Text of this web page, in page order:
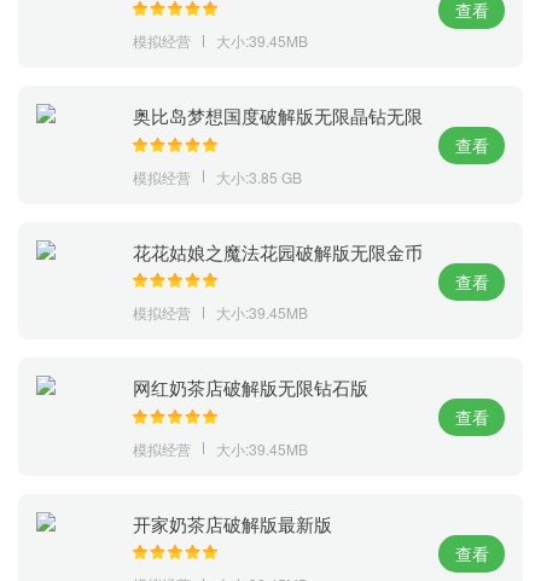
模拟经营 大小:39.45MB
查看
奥比岛梦想国度破解版无限晶钻无限
奥币版
模拟经营 大小:3.85 GB
查看
花花姑娘之魔法花园破解版无限金币
钻石版
模拟经营 大小:39.45MB
查看
网红奶茶店破解版无限钻石版
模拟经营 大小:39.45MB
查看
开家奶茶店破解版最新版
查看